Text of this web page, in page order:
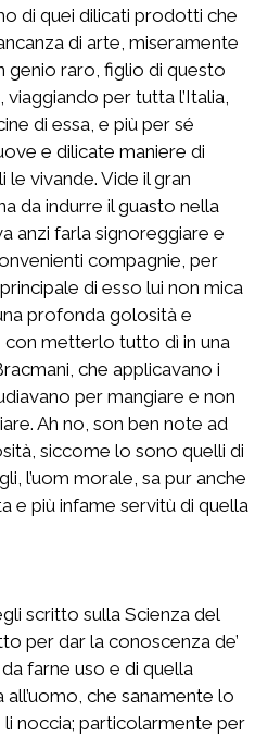
di quei dilicati prodotti che
di arte, miseramente
genio raro, figlio di questo
per tutta l’Italia,
di essa, e più per sé
e dilicate maniere di
vivande. Vide il gran
da indurre il guasto nella
anzi farla signoreggiare e
compagnie, per
di esso lui non mica
profonda golosità e
metterlo tutto dì in una
che applicavano i
per mangiare e non
Ah no, son ben note ad
siccome lo sono quelli di
l’uom morale, sa pur anche
e più infame servitù di quella
scritto sulla Scienza del
per dar la conoscenza de’
farne uso e di quella
che sanamente lo
noccia; particolarmente per